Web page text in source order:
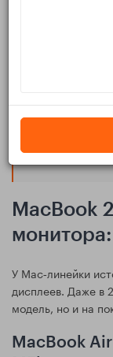
Коротко:
MacBook
У Mac‑линейки
дисплеев. Даже в
модель, но и на
MacBook